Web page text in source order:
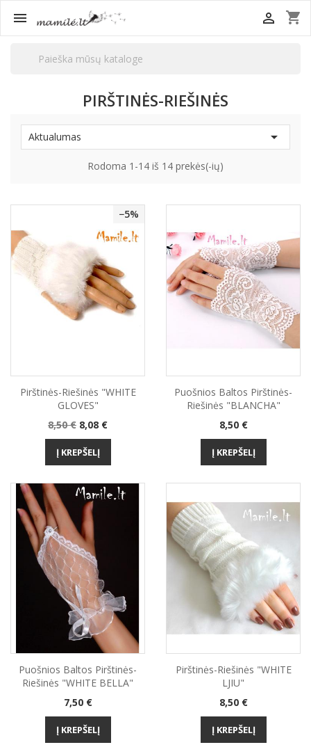
 shopping_cart

PIRŠTINĖS-RIEŠINĖS
Aktualumas 
Rodoma 1-14 iš 14 prekės(-ių)
−5%
Pirštinės-Riešinės "WHITE
GLOVES"
Bazinė
kaina
8,50 € Kaina
8,08 €
Į KREPŠELĮ
Puošnios Baltos Pirštinės-
Riešinės "BLANCHA"
Kaina
8,50 €
Į KREPŠELĮ
Puošnios Baltos Pirštinės-
Riešinės "WHITE BELLA"
Kaina
7,50 €
Į KREPŠELĮ
Pirštinės-Riešinės "WHITE
LJIU"
Kaina
8,50 €
Į KREPŠELĮ